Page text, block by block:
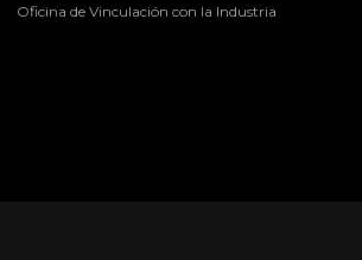
Oficina de Vinculación con la Industria